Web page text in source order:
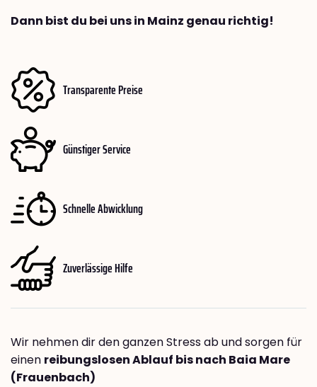
Dann bist du bei uns in Mainz genau richtig!
Transparente Preise
Günstiger Service
Schnelle Abwicklung
Zuverlässige Hilfe
Wir nehmen dir den ganzen Stress ab und sorgen für
einen reibungslosen Ablauf bis nach Baia Mare
(Frauenbach)